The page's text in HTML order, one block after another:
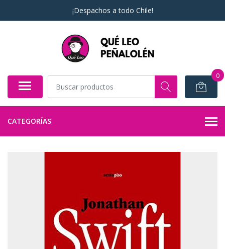
¡Despachos a todo Chile!
0
CATEGORÍAS